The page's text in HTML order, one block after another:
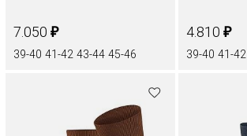
7.050 ₽
39-40 41-42 43-44 45-46
4.810 ₽
39-40 41-42